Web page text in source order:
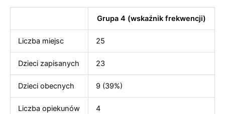
Grupa 4 (wskaźnik frekwencji)
Liczba miejsc 25
Dzieci zapisanych 23
Dzieci obecnych 9 (39%)
Liczba opiekunów 4